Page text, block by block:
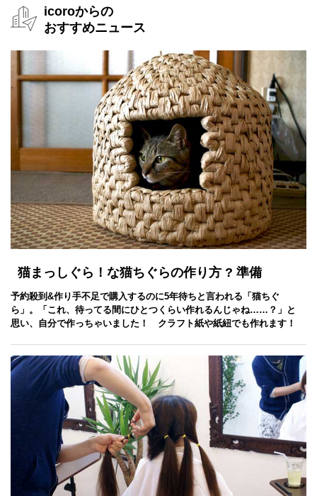
の顔を見るとシャーシャーよく威嚇する。警戒しているせいか、
買ってきたミルクはあまり飲んでくれなかった。
8:00、ネコの鳴き声で目が覚める。一晩明けて混乱状態から少
し醒めたのか、よりシャーシャー言うようになった気がする。グ
グってみたら放っておくより触られることに慣れさせたほうがい
いとのことだったので、できるだけ膝の上に乗せるなどして人の
存在に慣れてもらうことにする。
最初こそシャーと威嚇はしますが、いざひざの上に乗せてしまう
と顔の周りや肉球、爪などもあまり嫌がらずに触らせてくれま
す。案外飼いやすい子かもしれない。
16:00、ネコのごはんを少し食べた。
18:00頃、ネコがニャーニャー鳴いて下痢をこぼしながらうろう
ろする。暗緑色の下痢で、草の茎のようなものが混じっている。
そのへんの草を食べてたのかも。 細く切った新聞紙を敷き詰め
たトイレに入れた
icoroからの
おすすめニュース
猫まっしぐら！な猫ちぐらの作り方 ? 準備
予約殺到&作り手不足で購入するのに5年待ちと言われる「猫ちぐ
ら」。「これ、待ってる間にひとつくらい作れるんじゃね……？」と
思い、自分で作っちゃいました！ クラフト紙や紙紐でも作れます！